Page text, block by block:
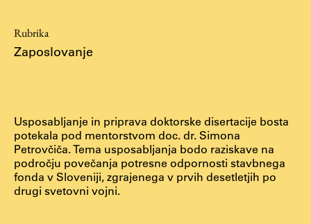
Konzorciji
Tržna dejavnost
Intranet UL
Osebni portal FIORI
Spletni arhiv DEPO
Rubrika
Zaposlovanje
Usposabljanje in priprava doktorske disertacije bosta
potekala pod mentorstvom doc. dr. Simona
Petrovčiča. Tema usposabljanja bodo raziskave na
področju povečanja potresne odpornosti stavbnega
fonda v Sloveniji, zgrajenega v prvih desetletjih po
drugi svetovni vojni.